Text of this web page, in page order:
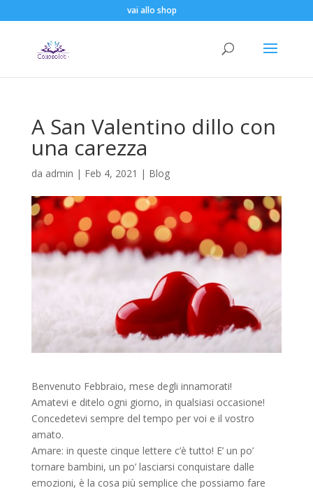
vai allo shop
A San Valentino dillo con
una carezza
da admin | Feb 4, 2021 | Blog
Benvenuto Febbraio, mese degli innamorati!
Amatevi e ditelo ogni giorno, in qualsiasi occasione!
Concedetevi sempre del tempo per voi e il vostro
amato.
Amare: in queste cinque lettere c’è tutto! E’ un po’
tornare bambini, un po’ lasciarsi conquistare dalle
emozioni, è la cosa più semplice che possiamo fare